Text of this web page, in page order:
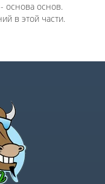
основа основ.
в этой части.